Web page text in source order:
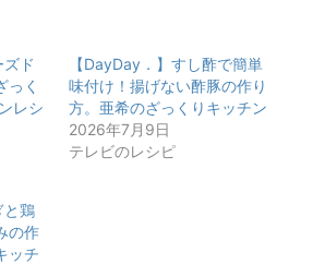
ズド
っく
レシ
【DayDay．】すし酢で簡単
味付け！揚げない酢豚の作り
方。亜希のざっくりキッチン
2026年7月9日
テレビのレシピ
と鶏
の作
ッチ